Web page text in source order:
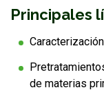
Principales
de materias